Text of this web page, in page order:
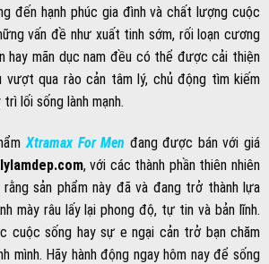
đến hạnh phúc gia đình và chất lượng cuộc
vấn đề như xuất tinh sớm, rối loạn cương
hay mãn dục nam đều có thể được cải thiện
vượt qua rào cản tâm lý, chủ động tìm kiếm
trì lối sống lành mạnh.
Xtramax For Men đang được bán với giá
, với các thành phần thiên nhiên
sản phẩm này đã và đang trở thành lựa
mày râu lấy lại phong độ, tự tin và bản lĩnh.
cuộc sống hay sự e ngại cản trở bạn chăm
mình. Hãy hành động ngay hôm nay để sống